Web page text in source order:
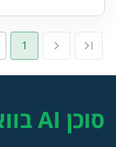
1
סוכן AI בוואטסאפ